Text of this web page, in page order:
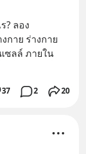
? ลอง
กาย ร่างกาย
ซลล์ ภายใน
37 2 20